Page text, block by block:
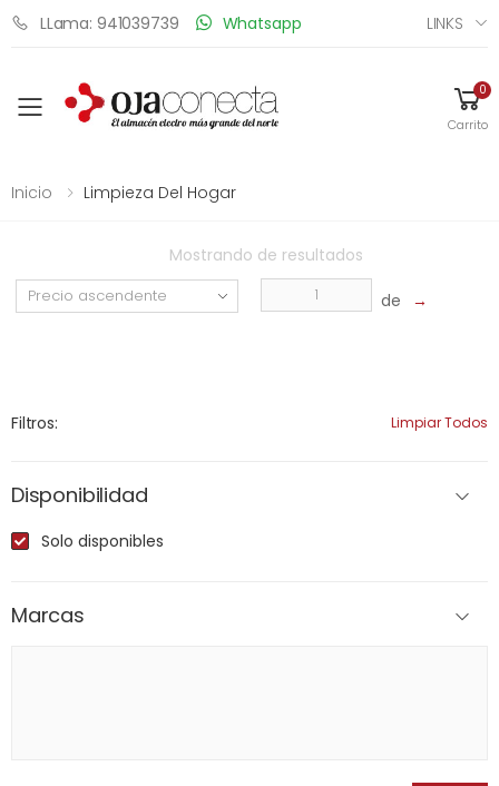
LLama: 941039739 Whatsapp LINKS
Toggle mobile menu
0
Carrito
Inicio Limpieza Del Hogar
Mostrando de resultados
de →
Filtros: Limpiar Todos
Disponibilidad
Solo disponibles
Marcas